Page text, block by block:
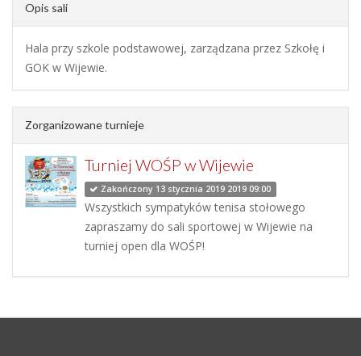
Opis sali
Hala przy szkole podstawowej, zarządzana przez Szkołę i
GOK w Wijewie.
Zorganizowane turnieje
Turniej WOŚP w Wijewie
Zakończony 13 stycznia 2019 2019 09:00
Wszystkich sympatyków tenisa stołowego
zapraszamy do sali sportowej w Wijewie na
turniej open dla WOŚP!